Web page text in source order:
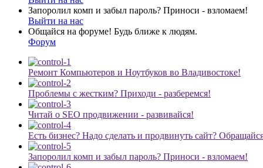
Запоролил комп и забыл пароль? Приноси - взломаем!
Выйти на нас
Общайся на форуме! Будь ближе к людям.
Форум
Ремонт Компьютеров и Ноутбуков во Владивостоке!
Проблемы с жестким? Приходи - разберемся!
Читай о SEO продвижении - развивайся!
Есть бизнес? Надо сделать и продвинуть сайт?
Запоролил комп и забыл пароль? Приноси - взломаем!